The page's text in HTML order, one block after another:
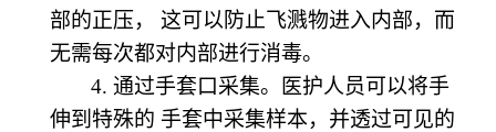
部的正压， 这可以防止飞溅物进入内部，而
无需每次都对内部进行消毒。
4. 通过手套口采集。医护人员可以将手
伸到特殊的 手套中采集样本，并透过可见的